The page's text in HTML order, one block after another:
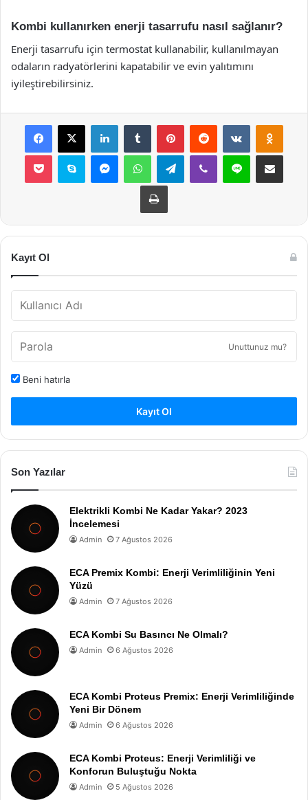
Kombi kullanırken enerji tasarrufu nasıl sağlanır?
Enerji tasarrufu için termostat kullanabilir, kullanılmayan
odaların radyatörlerini kapatabilir ve evin yalıtımını
iyileştirebilirsiniz.
Facebook
X LinkedInTumblr PinterestReddit VKontakte
Pocket Skype MessengerWhatsAppTelegramViber Line E-Posta ile
Yazdır
Kayıt Ol
Unuttunuz mu?
Beni hatırla
Kayıt Ol
Son Yazılar
Elektrikli Kombi Ne Kadar Yakar? 2023
İncelemesi
Admin 7 Ağustos 2026
ECA Premix Kombi: Enerji Verimliliğinin Yeni
Yüzü
Admin 7 Ağustos 2026
ECA Kombi Su Basıncı Ne Olmalı?
Admin 6 Ağustos 2026
ECA Kombi Proteus Premix: Enerji Verimliliğinde
Yeni Bir Dönem
Admin 6 Ağustos 2026
ECA Kombi Proteus: Enerji Verimliliği ve
Konforun Buluştuğu Nokta
Admin 5 Ağustos 2026